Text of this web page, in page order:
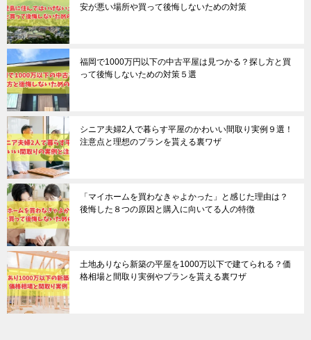
安が悪い場所や買って後悔しないための対策
福岡で1000万円以下の中古平屋は見つかる？探し方と買
って後悔しないための対策５選
シニア夫婦2人で暮らす平屋のかわいい間取り実例９選！
注意点と理想のプランを貰える裏ワザ
「マイホームを買わなきゃよかった」と感じた理由は？
後悔した８つの原因と購入に向いてる人の特徴
土地ありなら新築の平屋を1000万以下で建てられる？価
格相場と間取り実例やプランを貰える裏ワザ